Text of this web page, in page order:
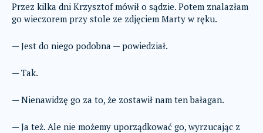
Przez kilka dni Krzysztof mówił o sądzie. Potem znalazłam
go wieczorem przy stole ze zdjęciem Marty w ręku.
— Jest do niego podobna — powiedział.
— Tak.
— Nienawidzę go za to, że zostawił nam ten bałagan.
— Ja też. Ale nie możemy uporządkować go, wyrzucając z